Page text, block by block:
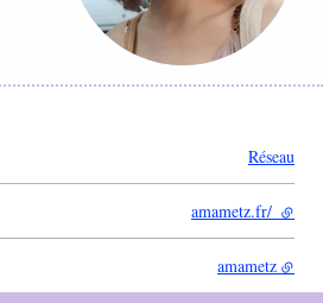
Réseau
amametz.fr/ - lien
amametz